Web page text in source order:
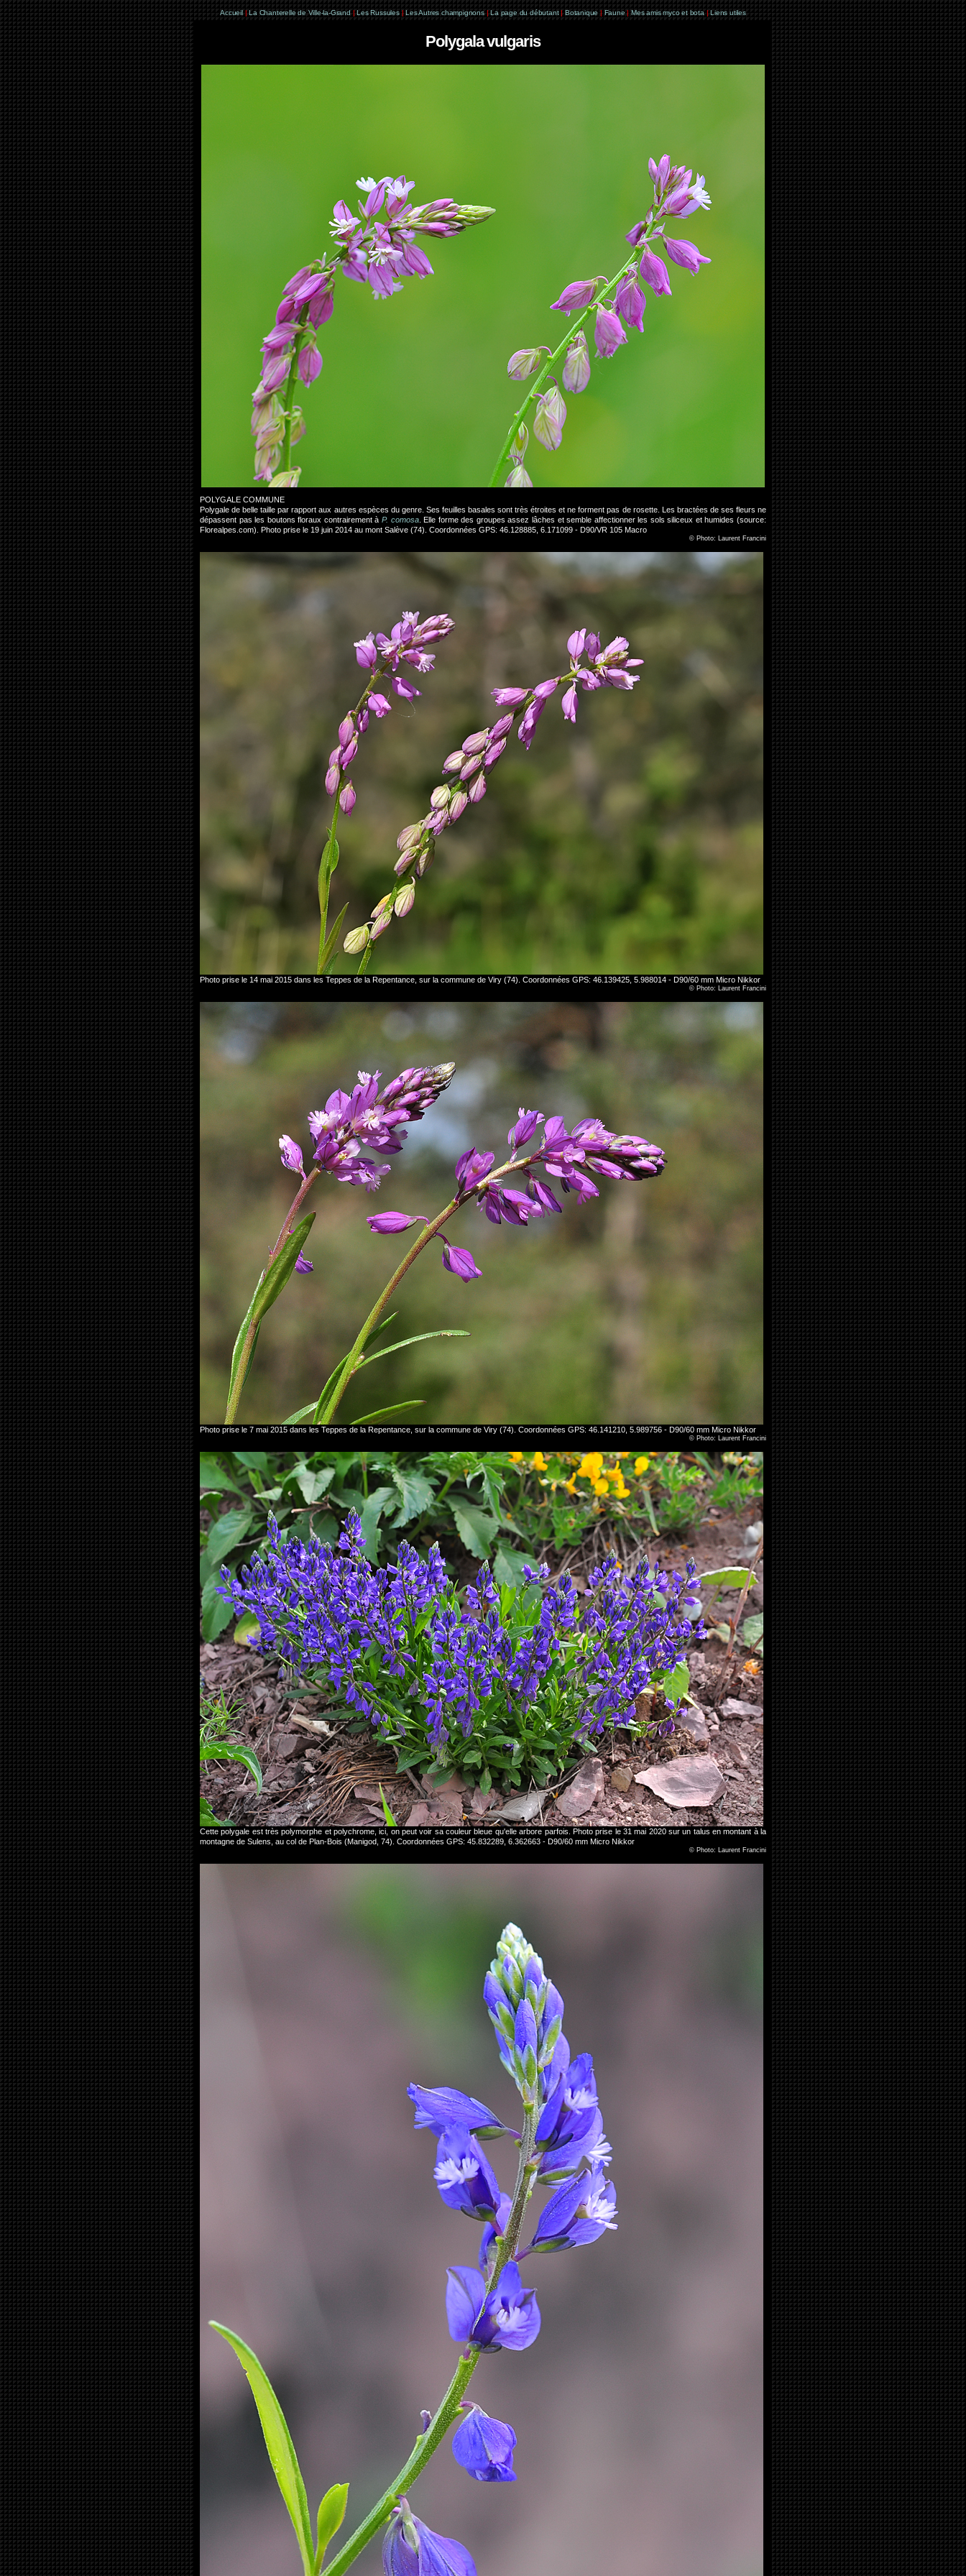
Accueil | La Chanterelle de Ville-la-Grand | Les Russules | Les Autres champignons | La page du débutant | Botanique | Faune | Mes amis myco et bota | Liens utiles
Polygala vulgaris
POLYGALE COMMUNE
Polygale de belle taille par rapport aux autres espèces du genre. Ses feuilles basales sont très étroites et ne forment pas de rosette. Les bractées de ses fleurs ne
dépassent pas les boutons floraux contrairement à P. comosa. Elle forme des groupes assez lâches et semble affectionner les sols siliceux et humides (source:
Florealpes.com). Photo prise le 19 juin 2014 au mont Salève (74). Coordonnées GPS: 46.128885, 6.171099 - D90/VR 105 Macro
© Photo: Laurent Francini
Photo prise le 14 mai 2015 dans les Teppes de la Repentance, sur la commune de Viry (74). Coordonnées GPS: 46.139425, 5.988014 - D90/60 mm Micro Nikkor
© Photo: Laurent Francini
Photo prise le 7 mai 2015 dans les Teppes de la Repentance, sur la commune de Viry (74). Coordonnées GPS: 46.141210, 5.989756 - D90/60 mm Micro Nikkor
© Photo: Laurent Francini
Cette polygale est très polymorphe et polychrome, ici, on peut voir sa couleur bleue qu'elle arbore parfois. Photo prise le 31 mai 2020 sur un talus en montant à la
montagne de Sulens, au col de Plan-Bois (Manigod, 74). Coordonnées GPS: 45.832289, 6.362663 - D90/60 mm Micro Nikkor
© Photo: Laurent Francini